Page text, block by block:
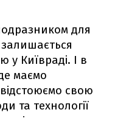
для
у Київраді. І в
маємо
свою
та технології